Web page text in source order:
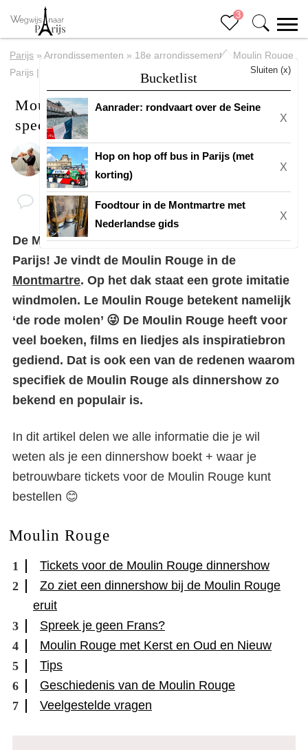
3
Bucketlist
Sluiten (x)
Aanrader: rondvaart over de Seine
X
Hop on hop off bus in Parijs (met
korting)
X
Foodtour in de Montmartre met
Nederlandse gids
X
Parijs » Arrondissementen » 18e arrondissement» Moulin Rouge
Parijs | Bezoek een spectaculaire dinnershow!
Moulin Rouge Parijs | Bezoek een
spectaculaire dinnershow!
Door Eline
De Moulin Rouge is hét cabaret spektakel in
Parijs! Je vindt de Moulin Rouge in de
Montmartre. Op het dak staat een grote imitatie
windmolen. Le Moulin Rouge betekent namelijk
‘de rode molen’ 😜 De Moulin Rouge heeft voor
veel boeken, films en liedjes als inspiratiebron
gediend. Dat is ook een van de redenen waarom
specifiek de Moulin Rouge als dinnershow zo
bekend en populair is.
In dit artikel delen we alle informatie die je wil
weten als je een dinnershow boekt + waar je
betrouwbare tickets voor de Moulin Rouge kunt
bestellen 😊
Moulin Rouge
Tickets voor de Moulin Rouge dinnershow
Zo ziet een dinnershow bij de Moulin Rouge
eruit
Spreek je geen Frans?
Moulin Rouge met Kerst en Oud en Nieuw
Tips
Geschiedenis van de Moulin Rouge
Veelgestelde vragen